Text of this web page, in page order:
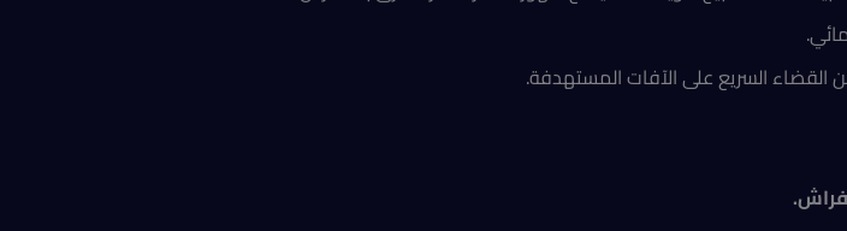
السريع على الآفات المستهدفة.
.